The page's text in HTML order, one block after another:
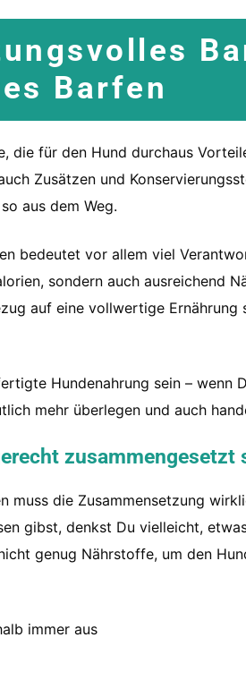
Barfen
die für den Hund durchaus
Zusätzen und
aus dem Weg.
bedeutet vor allem viel
sondern auch ausreichend
auf eine vollwertige Ernährung
Hundenahrung sein – wenn
mehr überlegen und auch
zusammengesetzt
muss die Zusammensetzung
gibst, denkst Du vielleicht,
genug Nährstoffe, um den
immer aus